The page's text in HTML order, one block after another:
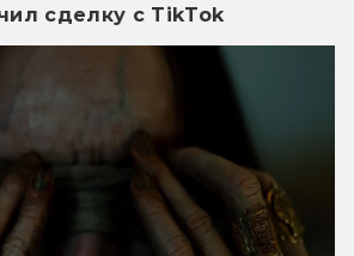
сделку с TikTok